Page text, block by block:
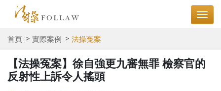
首頁 實際案例 法操冤案
【法操冤案】徐自強更九審無罪 檢察官的
反射性上訴令人搖頭